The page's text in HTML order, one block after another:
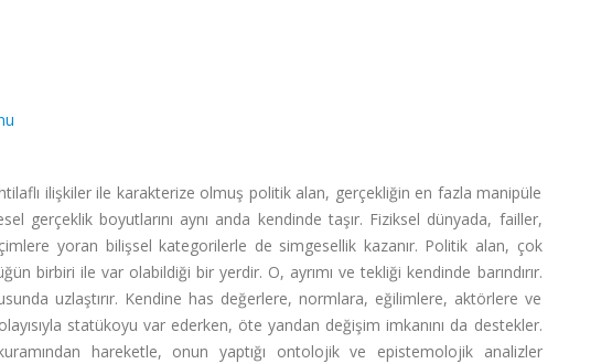
ilişkiler ile karakterize olmuş politik alan, gerçekliğin en fazla manipüle
gerçeklik boyutlarını aynı anda kendinde taşır. Fiziksel dünyada, failler,
yoran bilişsel kategorilerle de simgesellik kazanır. Politik alan, çok
birbiri ile var olabildiği bir yerdir. O, ayrımı ve tekliği kendinde barındırır.
uzlaştırır. Kendine has değerlere, normlara, eğilimlere, aktörlere ve
statükoyu var ederken, öte yandan değişim imkanını da destekler.
hareketle, onun yaptığı ontolojik ve epistemolojik analizler